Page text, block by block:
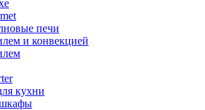
печи
и конвекцией
кухни